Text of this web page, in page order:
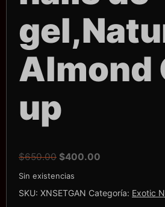
Almond
up
$650.00 El
precio
era:
$400.00
es:
Sin existencias
SKU: XNSETGAN Categoría: Exotic